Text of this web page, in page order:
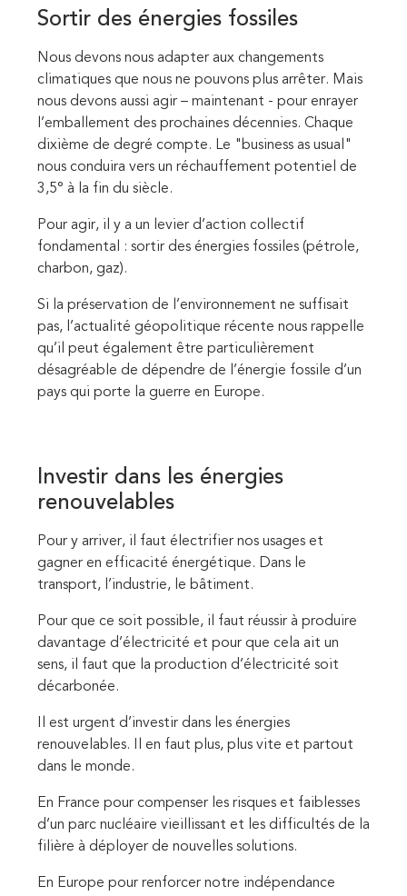
Sortir des énergies fossiles
Nous devons nous adapter aux changements
climatiques que nous ne pouvons plus arrêter. Mais
nous devons aussi agir – maintenant - pour enrayer
l’emballement des prochaines décennies. Chaque
dixième de degré compte. Le "business as usual"
nous conduira vers un réchauffement potentiel de
3,5° à la fin du siècle.
Pour agir, il y a un levier d’action collectif
fondamental : sortir des énergies fossiles (pétrole,
charbon, gaz).
Si la préservation de l’environnement ne suffisait
pas, l’actualité géopolitique récente nous rappelle
qu’il peut également être particulièrement
désagréable de dépendre de l’énergie fossile d’un
pays qui porte la guerre en Europe.
Investir dans les énergies
renouvelables
Pour y arriver, il faut électrifier nos usages et
gagner en efficacité énergétique. Dans le
transport, l’industrie, le bâtiment.
Pour que ce soit possible, il faut réussir à produire
davantage d’électricité et pour que cela ait un
sens, il faut que la production d’électricité soit
décarbonée.
Il est urgent d’investir dans les énergies
renouvelables. Il en faut plus, plus vite et partout
dans le monde.
En France pour compenser les risques et faiblesses
d’un parc nucléaire vieillissant et les difficultés de la
filière à déployer de nouvelles solutions.
En Europe pour renforcer notre indépendance